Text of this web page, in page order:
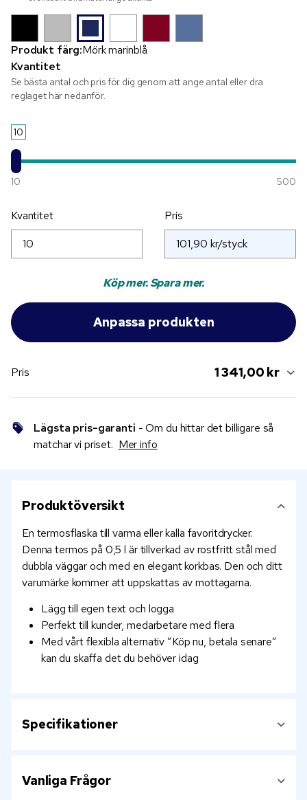
Produkt färg:Mörk marinblå
Kvantitet
Se bästa antal och pris för dig genom att ange antal eller dra
reglaget här nedanför.
10
10 500
Kvantitet Pris
Köp mer. Spara mer.
Pris 1 341,00 kr
Lägsta pris-garanti - Om du hittar det billigare så
matchar vi priset. Mer info
Produktöversikt
En termosflaska till varma eller kalla favoritdrycker.
Denna termos på 0,5 l är tillverkad av rostfritt stål med
dubbla väggar och med en elegant korkbas. Den och ditt
varumärke kommer att uppskattas av mottagarna.
Lägg till egen text och logga
Perfekt till kunder, medarbetare med flera
Med vårt flexibla alternativ ”Köp nu, betala senare”
kan du skaffa det du behöver idag
Specifikationer
Vanliga Frågor